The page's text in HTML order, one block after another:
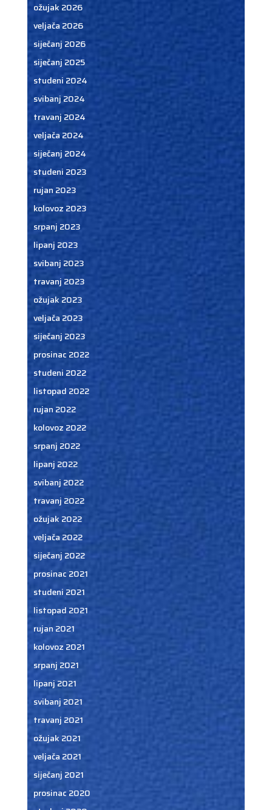
ožujak 2026
veljača 2026
siječanj 2026
siječanj 2025
studeni 2024
svibanj 2024
travanj 2024
veljača 2024
siječanj 2024
studeni 2023
rujan 2023
kolovoz 2023
srpanj 2023
lipanj 2023
svibanj 2023
travanj 2023
ožujak 2023
veljača 2023
siječanj 2023
prosinac 2022
studeni 2022
listopad 2022
rujan 2022
kolovoz 2022
srpanj 2022
lipanj 2022
svibanj 2022
travanj 2022
ožujak 2022
veljača 2022
siječanj 2022
prosinac 2021
studeni 2021
listopad 2021
rujan 2021
kolovoz 2021
srpanj 2021
lipanj 2021
svibanj 2021
travanj 2021
ožujak 2021
veljača 2021
siječanj 2021
prosinac 2020